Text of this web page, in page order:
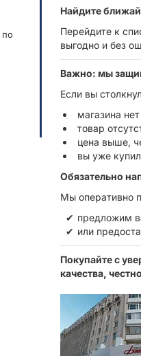
по
Найдите
Перейдите к
выгодно и без
Важно: мы
Если вы
магазина
товар
цена выше,
вы уже
Обязательно
Мы оперативно
предложим
или
Покупайте с
качества,